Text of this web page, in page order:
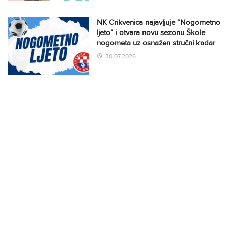
NK Crikvenica najavljuje “Nogometno
ljeto” i otvara novu sezonu Škole
nogometa uz osnažen stručni kadar
30.07.2026